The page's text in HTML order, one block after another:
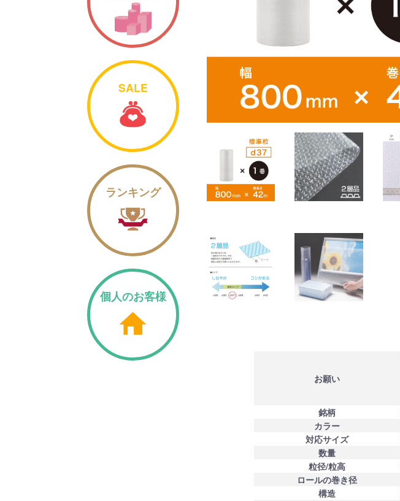
SALE
ランキング
個人のお客様
お願い
銘柄
カラー
対応サイズ
数量
粒径/粒高
ロールの巻き径
構造